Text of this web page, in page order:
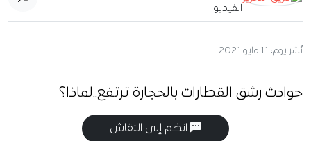
الفيديو
نُشر يوم: 11 مايو 2021
حوادث رشق القطارات بالحجارة ترتفع..لماذا؟
انضم إلى النقاش